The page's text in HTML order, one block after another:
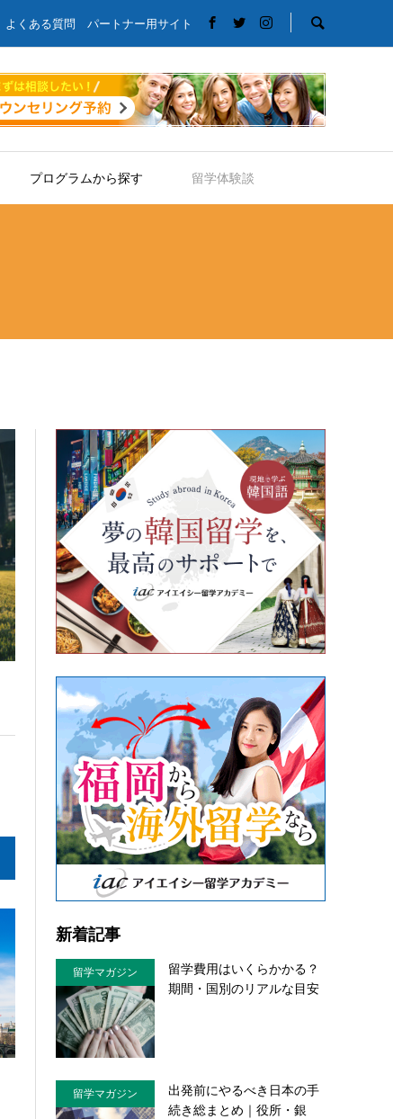
よくある質問 パートナー用サイト
プログラムから探す 留学体験談
新着記事
留学マガジン
留学費用はいくらかかる？
期間・国別のリアルな目安
留学マガジン
出発前にやるべき日本の手
続き総まとめ｜役所・銀